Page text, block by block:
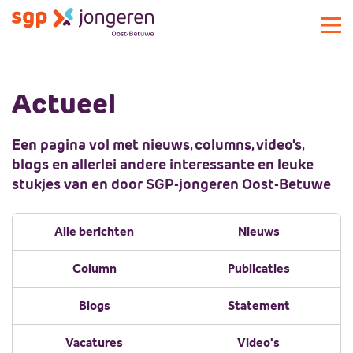
Over SGPJOB
Actueel
Activiteiten
Magazine
Sponsors
Huidige sponsors
Sponsor worden
Landelijke SGP-jongeren
Landelijke SGP-jongeren
Bestuur
Plaatselijke SGP
Plaatselijke SGP
Actueel
Een pagina vol met nieuws, columns, video's,
blogs en allerlei andere interessante en leuke
stukjes van en door SGP-jongeren Oost-Betuwe
Alle berichten Nieuws
Column Publicaties
Blogs Statement
Vacatures Video's